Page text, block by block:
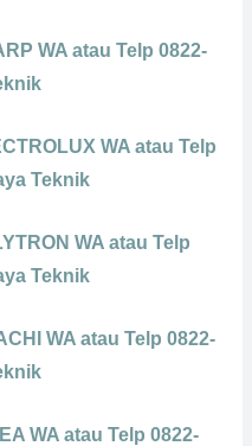
WA atau Telp 0822-
WA atau Telp
Teknik
WA atau Telp
Teknik
WA atau Telp 0822-
WA atau Telp 0822-